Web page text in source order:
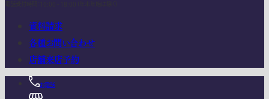
資料請求
各種お問い合わせ
店舗来店予約
お電話